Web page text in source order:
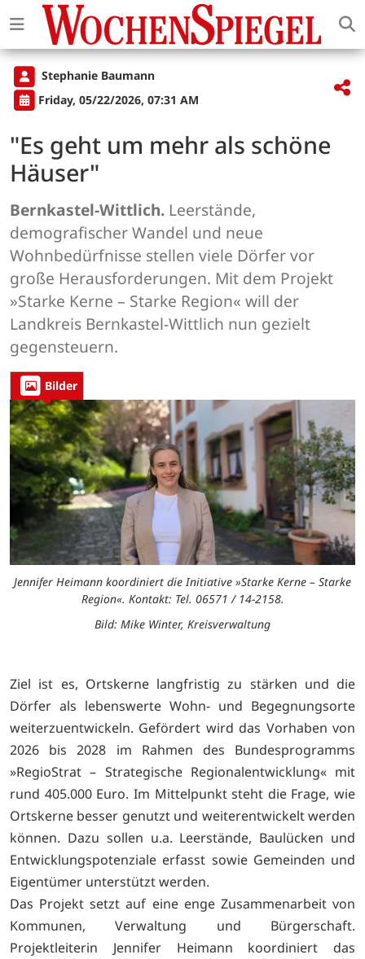
Stephanie Baumann
Friday, 05/22/2026, 07:31 AM
"Es geht um mehr als schöne
Häuser"
Bernkastel-Wittlich. Leerstände,
demografischer Wandel und neue
Wohnbedürfnisse stellen viele Dörfer vor
große Herausforderungen. Mit dem Projekt
»Starke Kerne – Starke Region« will der
Landkreis Bernkastel-Wittlich nun gezielt
gegensteuern.
Bilder
Jennifer Heimann koordiniert die Initiative »Starke Kerne – Starke
Region«. Kontakt: Tel. 06571 / 14-2158.
Bild: Mike Winter, Kreisverwaltung
Ziel ist es, Ortskerne langfristig zu stärken und die
Dörfer als lebenswerte Wohn- und Begegnungsorte
weiterzuentwickeln. Gefördert wird das Vorhaben von
2026 bis 2028 im Rahmen des Bundesprogramms
»RegioStrat – Strategische Regionalentwicklung« mit
rund 405.000 Euro. Im Mittelpunkt steht die Frage, wie
Ortskerne besser genutzt und weiterentwickelt werden
können. Dazu sollen u.a. Leerstände, Baulücken und
Entwicklungspotenziale erfasst sowie Gemeinden und
Eigentümer unterstützt werden.
Das Projekt setzt auf eine enge Zusammenarbeit von
Kommunen, Verwaltung und Bürgerschaft.
Projektleiterin Jennifer Heimann koordiniert das